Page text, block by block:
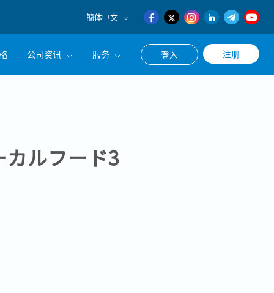
簡体中文
English
日本語
公司资讯 服务 登入 注册
ルフード3